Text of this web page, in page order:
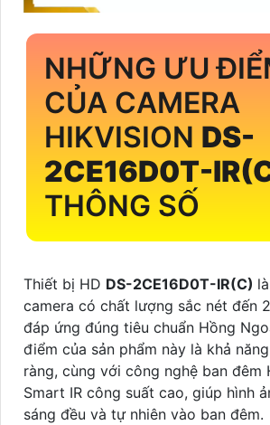
NHỮNG ƯU
CỦA CAMERA
HIKVISION DS-
2CE16D0T-
THÔNG SỐ
Thiết bị HD DS-2CE16D0T-IR(C)
camera có chất lượng sắc nét đến
đáp ứng đúng tiêu chuẩn Hồng
điểm của sản phẩm này là khả
ràng, cùng với công nghệ ban đêm
Smart IR công suất cao, giúp hình
sáng đều và tự nhiên vào ban đêm.